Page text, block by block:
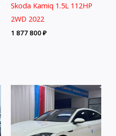
Skoda Kamiq 1.5L 112HP
2WD 2022
1 877 800₽